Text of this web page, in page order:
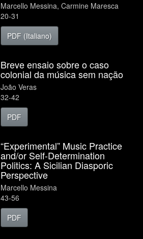
Marcello Messina, Carmine Maresca
20-31
PDF (Italiano)
Breve ensaio sobre o caso
colonial da música sem nação
João Veras
32-42
PDF
“Experimental” Music Practice
and/or Self-Determination
Politics: A Sicilian Diasporic
Perspective
Marcello Messina
43-56
PDF